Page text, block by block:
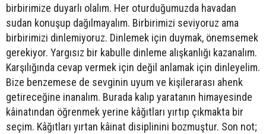
birbirimize duyarlı olalım. Her oturduğumuzda havadan
sudan konuşup dağılmayalım. Birbirimizi seviyoruz ama
birbirimizi dinlemiyoruz. Dinlemek için duymak, önemsemek
gerekiyor. Yargısız bir kabulle dinleme alışkanlığı kazanalım.
Karşılığında cevap vermek için değil anlamak için dinleyelim.
Bize benzemese de sevginin uyum ve kişilerarası ahenk
getireceğine inanalım. Burada kalıp yaratanın himayesinde
kâinatından öğrenmek yerine kâğıtları yırtıp çıkmakta bir
seçim. Kâğıtları yırtan kâinat disiplinini bozmuştur. Son not;